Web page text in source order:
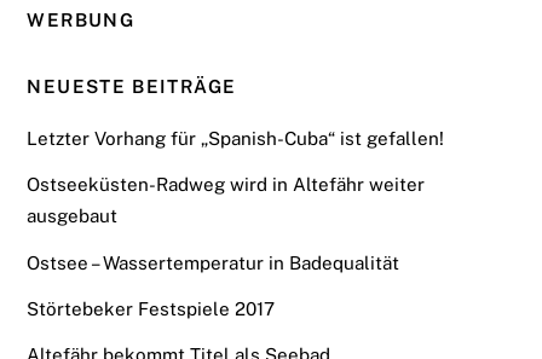
WERBUNG
NEUESTE BEITRÄGE
Letzter Vorhang für „Spanish-Cuba“ ist gefallen!
Ostseeküsten-Radweg wird in Altefähr weiter
ausgebaut
Ostsee – Wassertemperatur in Badequalität
Störtebeker Festspiele 2017
Altefähr bekommt Titel als Seebad